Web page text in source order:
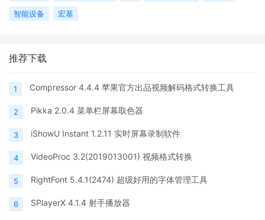
智能设备
宏基
推荐下载
1 Compressor 4.4.4 苹果官方出品视频解码格式转换工具
2 Pikka 2.0.4 菜单栏屏幕取色器
3 iShowU Instant 1.2.11 实时屏幕录制软件
4 VideoProc 3.2(2019013001) 视频格式转换
5 RightFont 5.4.1(2474) 超级好用的字体管理工具
6 SPlayerX 4.1.4 射手播放器